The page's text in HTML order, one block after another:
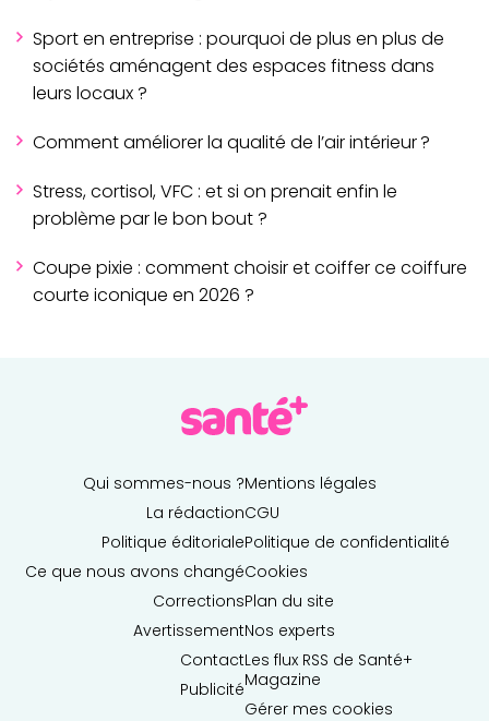
Sport en entreprise : pourquoi de plus en plus de
sociétés aménagent des espaces fitness dans
leurs locaux ?
Comment améliorer la qualité de l’air intérieur ?
Stress, cortisol, VFC : et si on prenait enfin le
problème par le bon bout ?
Coupe pixie : comment choisir et coiffer ce coiffure
courte iconique en 2026 ?
Qui sommes-nous ?
La rédaction
Politique éditoriale
Ce que nous avons changé
Corrections
Avertissement
Contact
Publicité
Mentions légales
CGU
Politique de confidentialité
Cookies
Plan du site
Nos experts
Les flux RSS de Santé+
Magazine
Gérer mes cookies